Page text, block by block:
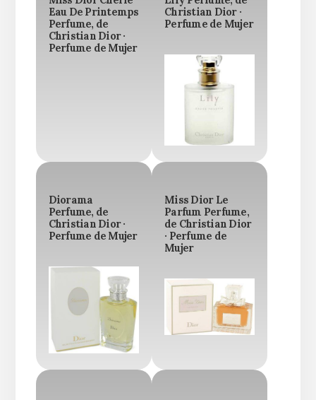
Eau De Printemps
Perfume, de
Christian Dior ·
Perfume de Mujer
Christian Dior ·
Perfume de Mujer
Diorama
Perfume, de
Christian Dior ·
Perfume de Mujer
Miss Dior Le
Parfum Perfume,
de Christian Dior
· Perfume de
Mujer